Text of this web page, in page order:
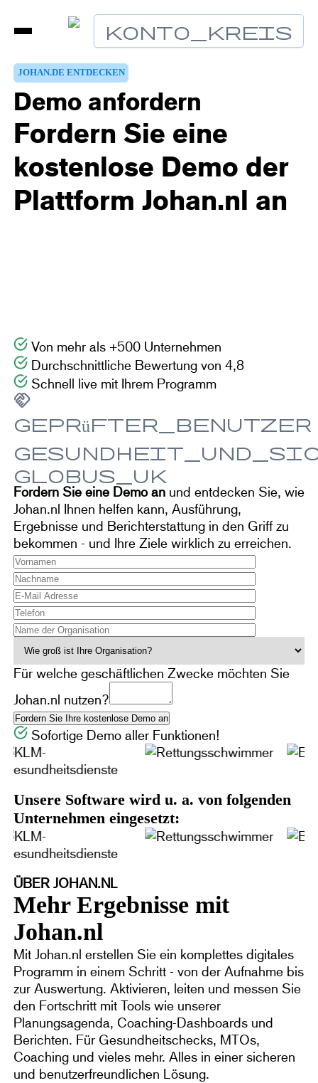
Konto_Kreis
JOHAN.DE ENTDECKEN
Demo anfordern
Fordern Sie eine
kostenlose Demo der
Plattform Johan.nl an
Von mehr als +500 Unternehmen
Durchschnittliche Bewertung von 4,8
Schnell live mit Ihrem Programm
handshake
geprüfter_Benutzer
globus_uk
Fordern Sie eine Demo an und entdecken Sie, wie
Johan.nl Ihnen helfen kann, Ausführung,
Ergebnisse und Berichterstattung in den Griff zu
bekommen - und Ihre Ziele wirklich zu erreichen.
Für welche geschäftlichen Zwecke möchten Sie
Johan.nl nutzen?
Sofortige Demo aller Funktionen!
Unsere Software wird u. a. von folgenden
Unternehmen eingesetzt:
ÜBER JOHAN.NL
Mehr Ergebnisse mit
Johan.nl
Mit Johan.nl erstellen Sie ein komplettes digitales
Programm in einem Schritt - von der Aufnahme bis
zur Auswertung. Aktivieren, leiten und messen Sie
den Fortschritt mit Tools wie unserer
Planungsagenda, Coaching-Dashboards und
Berichten. Für Gesundheitschecks, MTOs,
Coaching und vieles mehr. Alles in einer sicheren
und benutzerfreundlichen Lösung.